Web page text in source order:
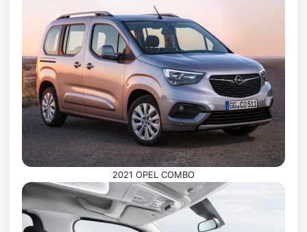
1.5 Turbodizel 130
hp (8 ileri EAT8)
11,1 sn. 183 km/s
2021 OPEL COMBO